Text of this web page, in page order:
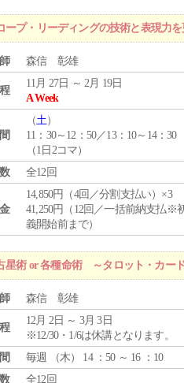
プ・リーディングの技術と表現力
森信 彰雄
11月 27日 ～ 2月 19日
A Week
（土）
11：30～12：50／13：10～14：30
（1日2コマ）
全12回
14,850円（4回／分割支払い）×3
41,250円（12回／一括前納支払※
義開始前まで）
星術 or 各種命術 ～タロット・カー
森信 彰雄
12月 2日 ～ 3月 3日
※12/30・1/6は休講となります。
毎週 （木） 14 ：50 ～ 16 ：10
全12回